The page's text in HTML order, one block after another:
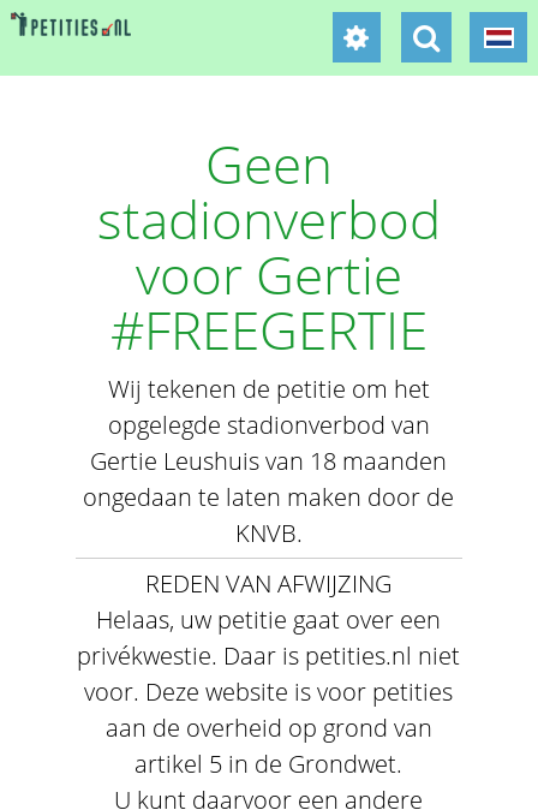
Geen
stadionverbod
voor Gertie
#FREEGERTIE
Wij tekenen de petitie om het
opgelegde stadionverbod van
Gertie Leushuis van 18 maanden
ongedaan te laten maken door de
KNVB.
REDEN VAN AFWIJZING
Helaas, uw petitie gaat over een
privékwestie. Daar is petities.nl niet
voor. Deze website is voor petities
aan de overheid op grond van
artikel 5 in de Grondwet.
U kunt daarvoor een andere